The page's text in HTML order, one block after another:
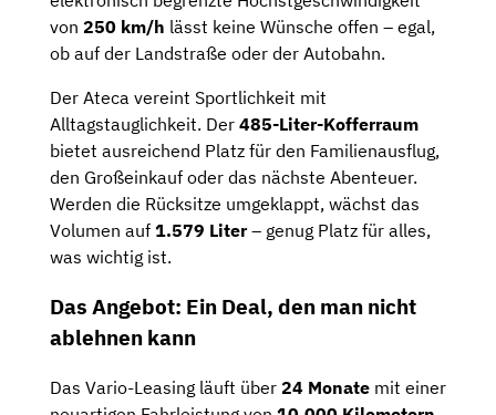
von 250 km/h lässt keine Wünsche offen – egal,
ob auf der Landstraße oder der Autobahn.
Der Ateca vereint Sportlichkeit mit
Alltagstauglichkeit. Der 485-Liter-Kofferraum
bietet ausreichend Platz für den Familienausflug,
den Großeinkauf oder das nächste Abenteuer.
Werden die Rücksitze umgeklappt, wächst das
Volumen auf 1.579 Liter– genug Platz für alles,
was wichtig ist.
Das Angebot: Ein Deal, den man nicht
ablehnen kann
Das Vario-Leasing läuft über 24 Monate mit einer